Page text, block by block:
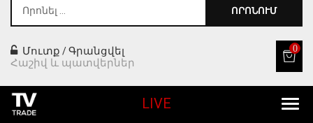
ՈՐՈՆՈՒՄ
Մուտք /Գրանցվել
Հաշիվ և պատվերներ
0
LIVE